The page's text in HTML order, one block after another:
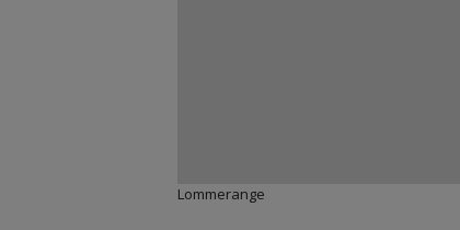
Lommerange